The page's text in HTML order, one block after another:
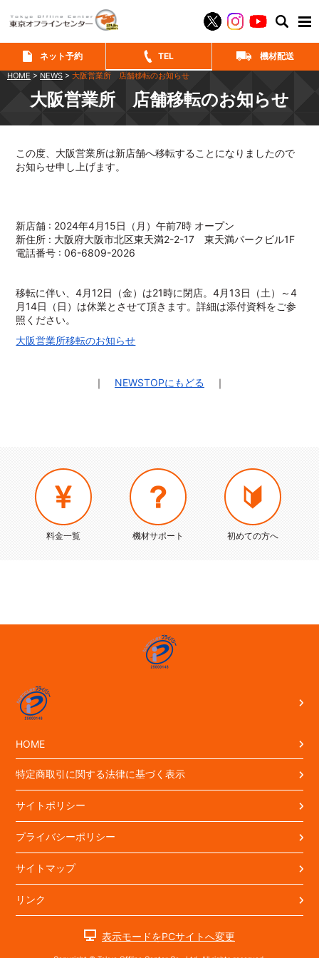
ネット予約 TEL 機材配送
HOME > NEWS > 大阪営業所 店舗移転のお知らせ
大阪営業所 店舗移転のお知らせ
この度、大阪営業所は新店舗へ移転することになりましたので
お知らせ申し上げます。
新店舗 : 2024年4月15日（月）午前7時 オープン
新住所 : 大阪府大阪市北区東天満2-2-17 東天満パークビル1F
電話番号 : 06-6809-2026
移転に伴い、4月12日（金）は21時に閉店。4月13日（土）～4
月14日（日）は休業とさせて頂きます。詳細は添付資料をご参
照ください。
大阪営業所移転のお知らせ
｜ NEWSTOPにもどる ｜
料金一覧 機材サポート 初めての方へ
HOME
特定商取引に関する法律に基づく表示
サイトポリシー
プライバシーポリシー
サイトマップ
リンク
表示モードをPCサイトへ変更